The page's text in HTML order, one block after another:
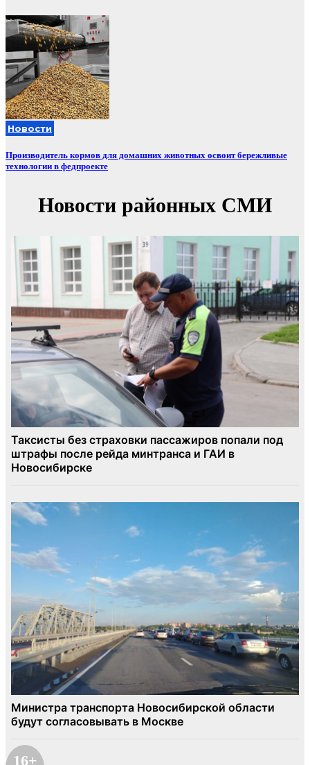
Новости
Производитель кормов для домашних животных освоит бережливые
технологии в федпроекте
16+